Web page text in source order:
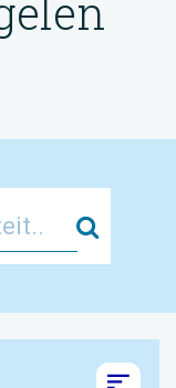
Zoek